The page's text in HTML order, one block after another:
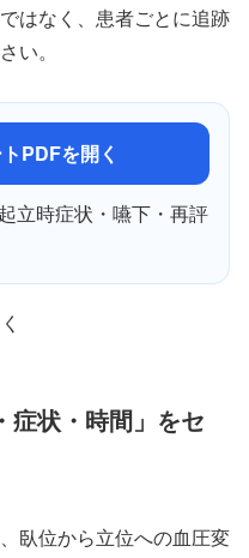
はなく、患者ごとに追跡
い。
PDFを開く
立時症状・嚥下・再評
症状・時間」をセ
臥位から立位への血圧変